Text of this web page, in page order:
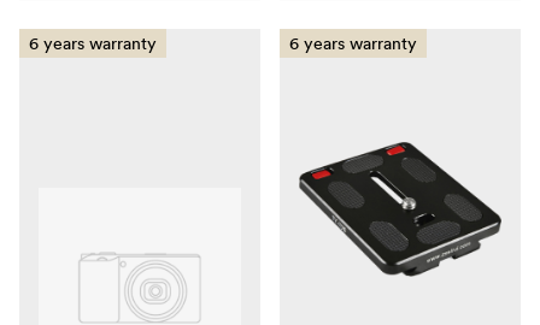
6 years warranty 6 years warranty